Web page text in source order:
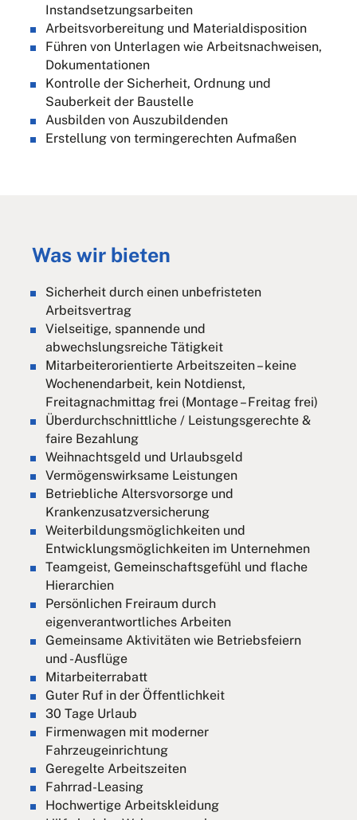
Instandsetzungsarbeiten
Arbeitsvorbereitung und Materialdisposition
Führen von Unterlagen wie Arbeitsnachweisen,
Dokumentationen
Kontrolle der Sicherheit, Ordnung und
Sauberkeit der Baustelle
Ausbilden von Auszubildenden
Erstellung von termingerechten Aufmaßen
Was wir bieten
Sicherheit durch einen unbefristeten
Arbeitsvertrag
Vielseitige, spannende und
abwechslungsreiche Tätigkeit
Mitarbeiterorientierte Arbeitszeiten – keine
Wochenendarbeit, kein Notdienst,
Freitagnachmittag frei (Montage – Freitag frei)
Überdurchschnittliche / Leistungsgerechte &
faire Bezahlung
Weihnachtsgeld und Urlaubsgeld
Vermögenswirksame Leistungen
Betriebliche Altersvorsorge und
Krankenzusatzversicherung
Weiterbildungsmöglichkeiten und
Entwicklungsmöglichkeiten im Unternehmen
Teamgeist, Gemeinschaftsgefühl und flache
Hierarchien
Persönlichen Freiraum durch
eigenverantwortliches Arbeiten
Gemeinsame Aktivitäten wie Betriebsfeiern
und -Ausflüge
Mitarbeiterrabatt
Guter Ruf in der Öffentlichkeit
30 Tage Urlaub
Firmenwagen mit moderner
Fahrzeugeinrichtung
Geregelte Arbeitszeiten
Fahrrad-Leasing
Hochwertige Arbeitskleidung